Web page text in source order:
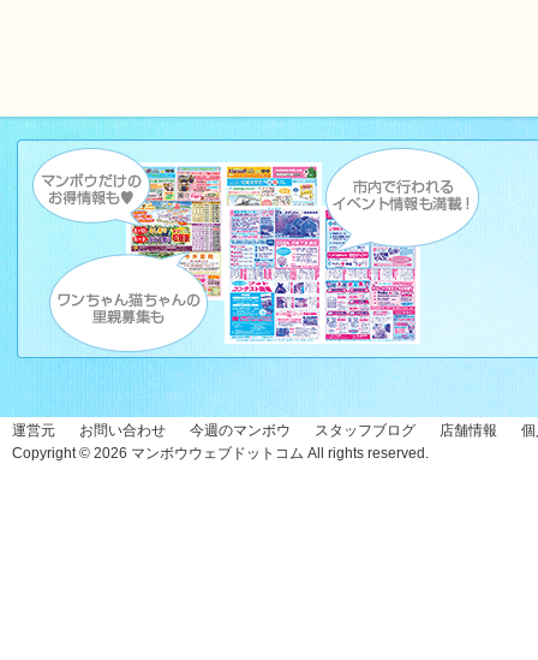
運営元 お問い合わせ 今週のマンボウ スタッフブログ 店舗情報
Copyright © 2026 マンボウウェブドットコム All rights reserved.